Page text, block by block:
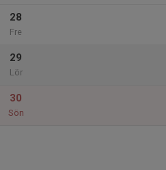
28
Fre
29
Lör
30
Sön